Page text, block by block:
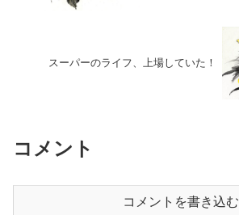
スーパーのライフ、上場していた！
コメント
コメントを書き込む